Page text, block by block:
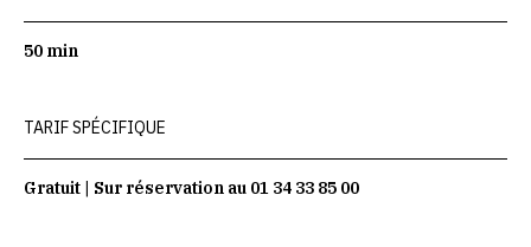
50 min
TARIF SPÉCIFIQUE
Gratuit | Sur réservation au 01 34 33 85 00